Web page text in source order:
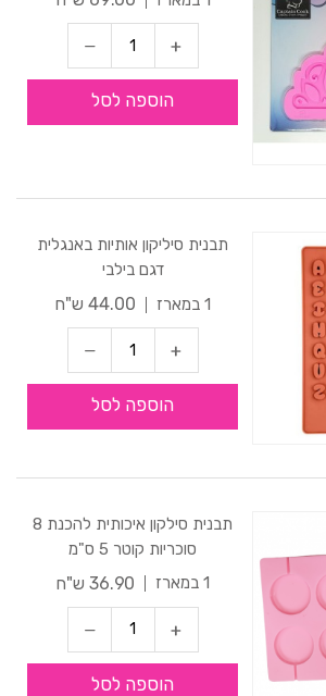
הוספה לסל
תבנית סיליקון אותיות באנגלית
דגם בילבי
1 במארז
44.00 ש"ח
הוספה לסל
תבנית סילקון איכותית להכנת 8
סוכריות קוטר 5 ס"מ
1 במארז
36.90 ש"ח
הוספה לסל